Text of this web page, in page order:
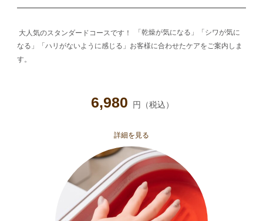
大人気のスタンダードコースです！
「乾燥が気になる」「シワが気に
なる」「ハリがないように感じる」お客様に合わせたケアをご案内しま
す。
6,980 円（税込）
詳細を見る